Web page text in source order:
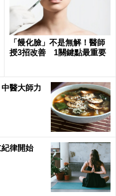
「饅化臉」不是無解！醫師
授3招改善 1關鍵點最重要
醫大師力
律開始